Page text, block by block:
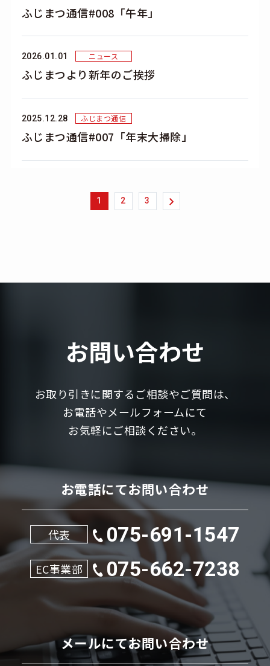
ふじまつ通信#008「午年」
2026.01.01 ニュース
ふじまつより新年のご挨拶
2025.12.28 ふじまつ通信
ふじまつ通信#007「年末大掃除」
1 2 3
お問い合わせ
お取り引きに関するご相談やご質問は、
お電話やメールフォームにて
お気軽にご相談ください。
お電話にてお問い合わせ
代表 075-691-1547
EC事業部 075-662-7238
メールにてお問い合わせ